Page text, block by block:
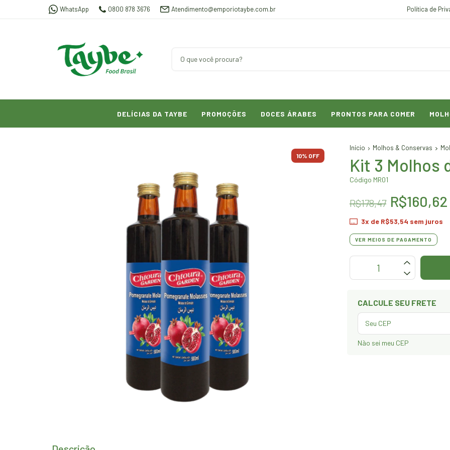
WhatsApp 0800 878 3676 Atendimento@emporiotaybe.com.br Política de
DELÍCIAS DA TAYBE PROMOÇÕES DOCES ÁRABES PRONTOS PARA COMER
10% OFF
Início Molhos & Conservas
Kit 3 Molhos
Código MR01
R$178,47 R$160,62
3x de R$53,54 sem juros
VER MEIOS DE PAGAMENTO
OPÇÕES DE FRETE
CALCULE SEU FRETE
Não sei meu CEP